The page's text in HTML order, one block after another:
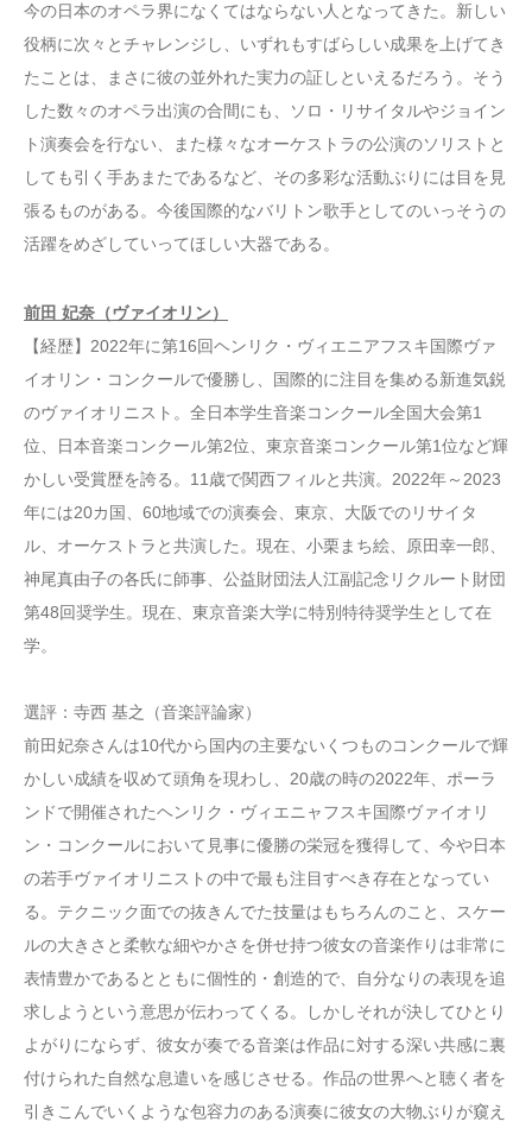
今の日本のオペラ界になくてはならない人となってきた。新しい
役柄に次々とチャレンジし、いずれもすばらしい成果を上げてき
たことは、まさに彼の並外れた実力の証しといえるだろう。そう
した数々のオペラ出演の合間にも、ソロ・リサイタルやジョイン
ト演奏会を行ない、また様々なオーケストラの公演のソリストと
しても引く手あまたであるなど、その多彩な活動ぶりには目を見
張るものがある。今後国際的なバリトン歌手としてのいっそうの
活躍をめざしていってほしい大器である。
前田 妃奈（ヴァイオリン）
【経歴】2022年に第16回ヘンリク・ヴィエニアフスキ国際ヴァ
イオリン・コンクールで優勝し、国際的に注目を集める新進気鋭
のヴァイオリニスト。全日本学生音楽コンクール全国大会第1
位、日本音楽コンクール第2位、東京音楽コンクール第1位など輝
かしい受賞歴を誇る。11歳で関西フィルと共演。2022年～2023
年には20カ国、60地域での演奏会、東京、大阪でのリサイタ
ル、オーケストラと共演した。現在、小栗まち絵、原田幸一郎、
神尾真由子の各氏に師事、公益財団法人江副記念リクルート財団
第48回奨学生。現在、東京音楽大学に特別特待奨学生として在
学。
選評：寺西 基之（音楽評論家）
前田妃奈さんは10代から国内の主要ないくつものコンクールで輝
かしい成績を収めて頭角を現わし、20歳の時の2022年、ポーラ
ンドで開催されたヘンリク・ヴィエニャフスキ国際ヴァイオリ
ン・コンクールにおいて見事に優勝の栄冠を獲得して、今や日本
の若手ヴァイオリニストの中で最も注目すべき存在となってい
る。テクニック面での抜きんでた技量はもちろんのこと、スケー
ルの大きさと柔軟な細やかさを併せ持つ彼女の音楽作りは非常に
表情豊かであるとともに個性的・創造的で、自分なりの表現を追
求しようという意思が伝わってくる。しかしそれが決してひとり
よがりにならず、彼女が奏でる音楽は作品に対する深い共感に裏
付けられた自然な息遣いを感じさせる。作品の世界へと聴く者を
引きこんでいくような包容力のある演奏に彼女の大物ぶりが窺え